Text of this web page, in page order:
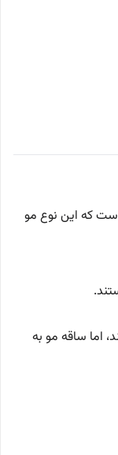
است که این نوع مو
اما ساقه مو به